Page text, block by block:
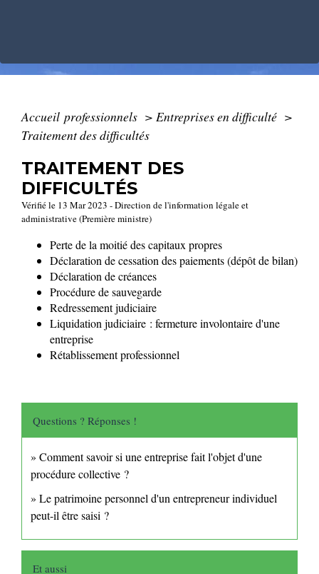
Accueil professionnels > Entreprises en difficulté >
Traitement des difficultés
TRAITEMENT DES
DIFFICULTÉS
Vérifié le 13 Mar 2023 - Direction de l'information légale et
administrative (Première ministre)
Perte de la moitié des capitaux propres
Déclaration de cessation des paiements (dépôt de bilan)
Déclaration de créances
Procédure de sauvegarde
Redressement judiciaire
Liquidation judiciaire : fermeture involontaire d'une
entreprise
Rétablissement professionnel
Questions ? Réponses !
Comment savoir si une entreprise fait l'objet d'une
procédure collective ?
Le patrimoine personnel d'un entrepreneur individuel
peut-il être saisi ?
Et aussi